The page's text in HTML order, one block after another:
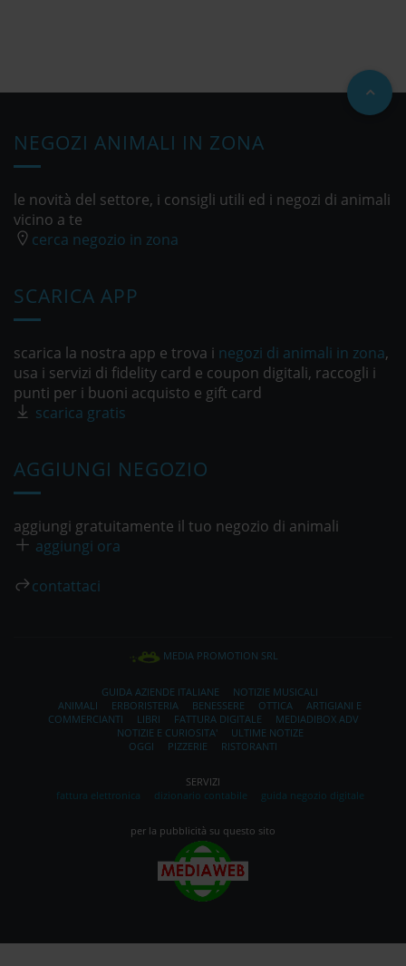
NEGOZI ANIMALI IN ZONA
le novità del settore, i consigli utili ed i negozi di animali
vicino a te
cerca negozio in zona
SCARICA APP
scarica la nostra app e trova i negozi di animali in zona,
usa i servizi di fidelity card e coupon digitali, raccogli i
punti per i buoni acquisto e gift card
scarica gratis
AGGIUNGI NEGOZIO
aggiungi gratuitamente il tuo negozio di animali
aggiungi ora
contattaci
MEDIA PROMOTION SRL
GUIDA AZIENDE ITALIANE
NOTIZIE MUSICALI
ANIMALI
ERBORISTERIA BENESSERE OTTICA
ARTIGIANI E
COMMERCIANTI
LIBRI FATTURA DIGITALE
MEDIADIBOX ADV
NOTIZIE E CURIOSITA'
ULTIME NOTIZE
OGGI
PIZZERIE RISTORANTI
SERVIZI
fattura elettronica
dizionario contabile guida negozio digitale
per la pubblicità su questo sito